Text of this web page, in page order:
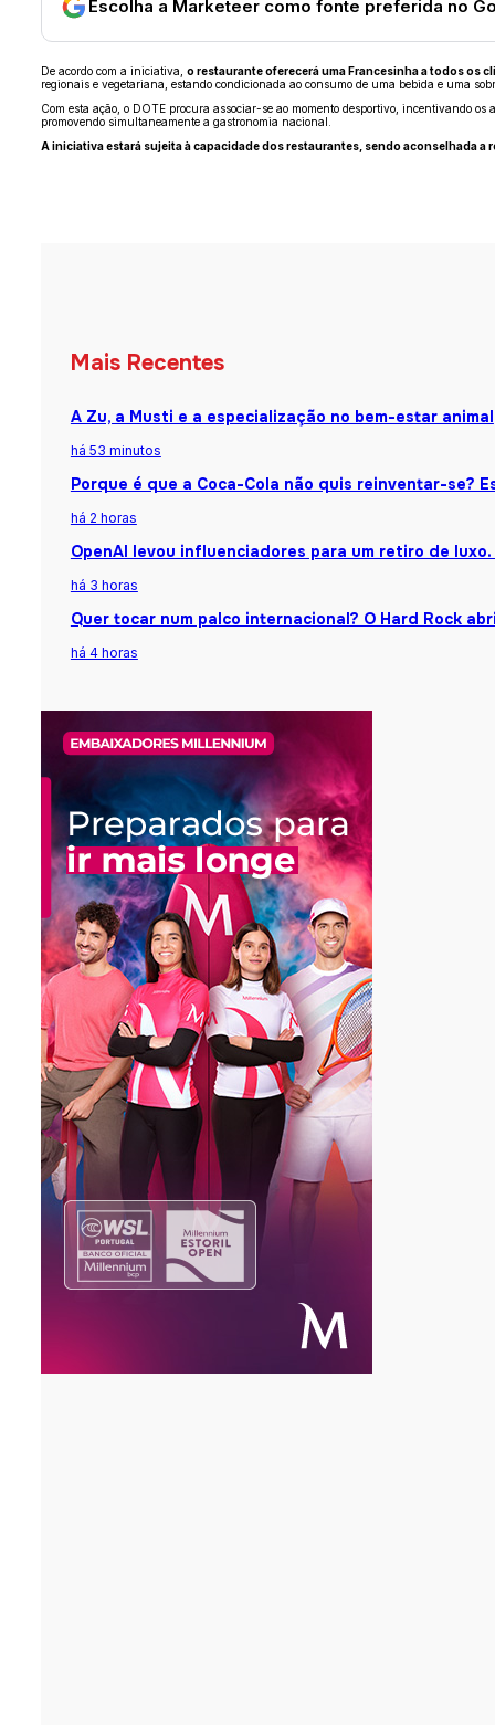
Escolha a Marketeer como fonte preferida no
De acordo com a iniciativa, o restaurante oferecerá uma Francesinha a todos os
regionais e vegetariana, estando condicionada ao consumo de uma bebida e uma
Com esta ação, o DOTE procura associar-se ao momento desportivo, incentivando
promovendo simultaneamente a gastronomia nacional.
A iniciativa estará sujeita à capacidade dos restaurantes, sendo aconselhada a
Mais Recentes
A Zu, a Musti e a especialização no bem-estar animal
há 53 minutos
Porque é que a Coca-Cola não quis reinventar-se?
há 2 horas
OpenAI levou influenciadores para um retiro de
há 3 horas
Quer tocar num palco internacional? O Hard Rock
há 4 horas